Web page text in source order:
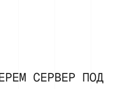
СЕРВЕР ПОД